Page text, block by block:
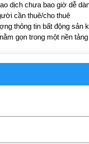
dịch chưa bao giờ dễ
cần thuê/cho thuê
thông tin bất động
gọn trong một nền